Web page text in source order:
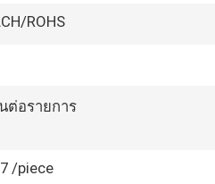
ROHS
ต่อรายการ
/piece